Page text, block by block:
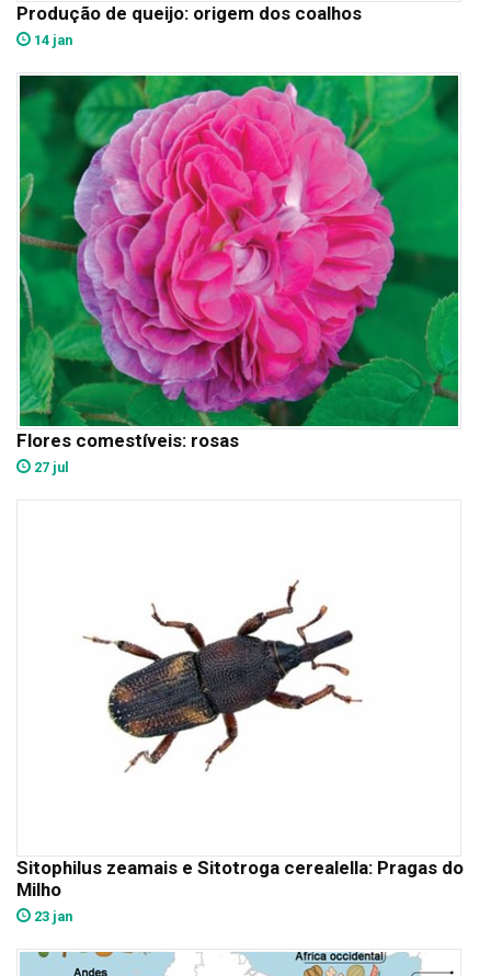
Produção de queijo: origem dos coalhos
14 jan
Flores comestíveis: rosas
27 jul
Sitophilus zeamais e Sitotroga cerealella: Pragas do
Milho
23 jan